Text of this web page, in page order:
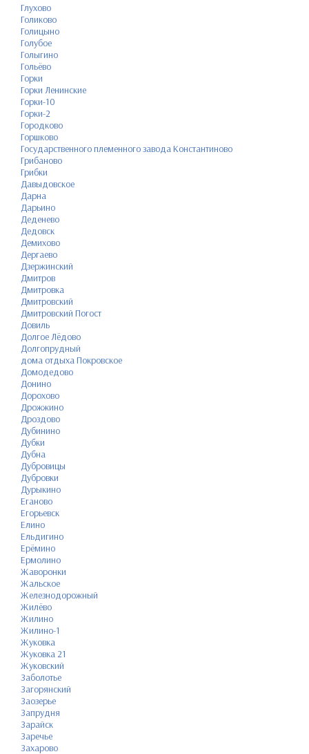
Глухово
Голиково
Голицыно
Голубое
Голыгино
Гольёво
Горки
Горки Ленинские
Горки-10
Горки-2
Городково
Горшково
Государственного племенного завода Константиново
Грибаново
Грибки
Давыдовское
Дарна
Дарьино
Деденево
Дедовск
Демихово
Дергаево
Дзержинский
Дмитров
Дмитровка
Дмитровский
Дмитровский Погост
Довиль
Долгое Лёдово
Долгопрудный
дома отдыха Покровское
Домодедово
Донино
Дорохово
Дрожжино
Дроздово
Дубинино
Дубки
Дубна
Дубровицы
Дубровки
Дурыкино
Еганово
Егорьевск
Елино
Ельдигино
Ерёмино
Ермолино
Жаворонки
Жальское
Железнодорожный
Жилёво
Жилино
Жилино-1
Жуковка
Жуковка 21
Жуковский
Заболотье
Загорянский
Заозерье
Запрудня
Зарайск
Заречье
Захарово